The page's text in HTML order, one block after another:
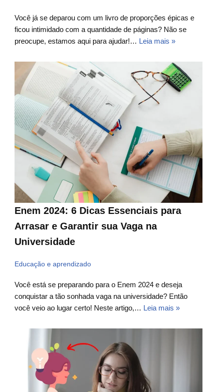
Você já se deparou com um livro de proporções épicas e
ficou intimidado com a quantidade de páginas? Não se
preocupe, estamos aqui para ajudar!… Leia mais »
Enem 2024: 6 Dicas Essenciais para
Arrasar e Garantir sua Vaga na
Universidade
Educação e aprendizado
Você está se preparando para o Enem 2024 e deseja
conquistar a tão sonhada vaga na universidade? Então
você veio ao lugar certo! Neste artigo,… Leia mais »